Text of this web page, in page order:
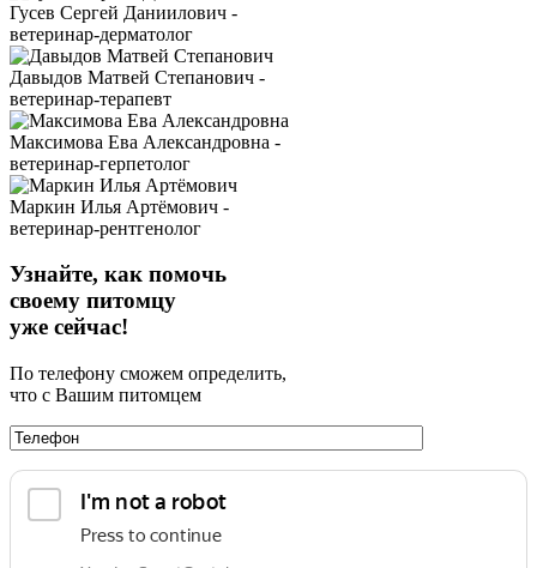
Гусев Сергей Даниилович -
ветеринар-дерматолог
Давыдов Матвей Степанович -
ветеринар-терапевт
Максимова Ева Александровна -
ветеринар-герпетолог
Маркин Илья Артёмович -
ветеринар-рентгенолог
Узнайте, как помочь
своему питомцу
уже сейчас!
По телефону сможем определить,
что с Вашим питомцем